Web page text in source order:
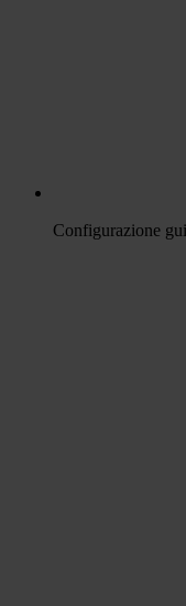
Configurazione